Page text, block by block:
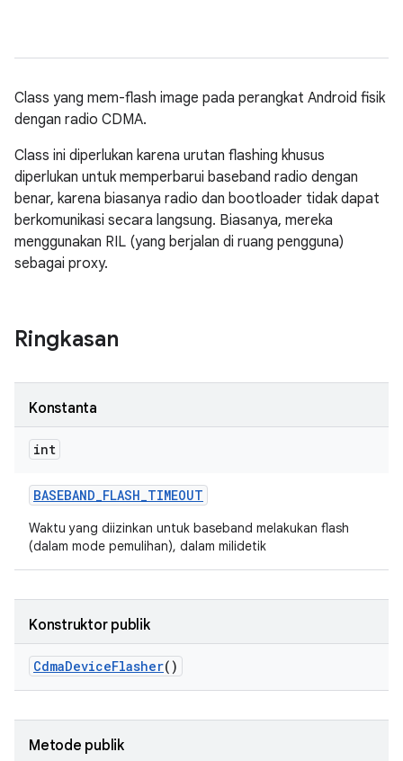
Class yang mem-flash image pada perangkat Android fisik
dengan radio CDMA.
Class ini diperlukan karena urutan flashing khusus
diperlukan untuk memperbarui baseband radio dengan
benar, karena biasanya radio dan bootloader tidak dapat
berkomunikasi secara langsung. Biasanya, mereka
menggunakan RIL (yang berjalan di ruang pengguna)
sebagai proxy.
Ringkasan
Konstanta
int
BASEBAND_FLASH_TIMEOUT
Waktu yang diizinkan untuk baseband melakukan flash
(dalam mode pemulihan), dalam milidetik
Konstruktor publik
CdmaDeviceFlasher()
Metode publik